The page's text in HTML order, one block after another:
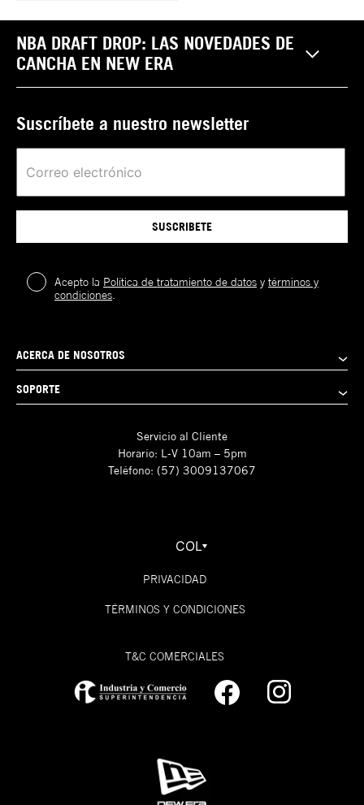
NBA DRAFT DROP: LAS NOVEDADES DE
CANCHA EN NEW ERA
Suscríbete a nuestro newsletter
SUSCRIBETE
Acepto la Política de tratamiento de datos ytérminos y
condiciones
ACERCA DE NOSOTROS
SOPORTE
Servicio al Cliente
Horario: L-V 10am – 5pm
Teléfono: (57) 3009137067
COL
PRIVACIDAD
TÉRMINOS Y CONDICIONES
T&C COMERCIALES